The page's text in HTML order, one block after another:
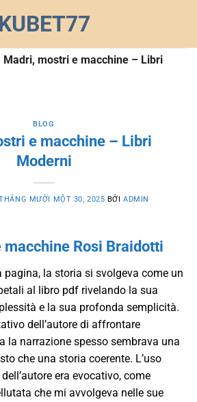
KUBET77
Madri, mostri e macchine – Libri
BLOG
e macchine – Libri
Moderni
MƯỜI MỘT 30, 2025 BỞIADMIN
Rosi Braidotti
pagina, la storia si svolgeva come un
al libro pdf rivelando la sua
e la sua profonda semplicità.
dell’autore di affrontare
la narrazione spesso sembrava una
che una storia coerente. L’uso
era evocativo, come
che mi avvolgeva nelle sue